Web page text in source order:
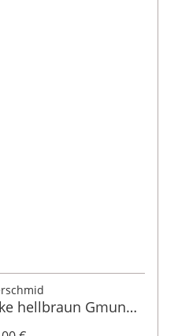
hellbraun Gmund